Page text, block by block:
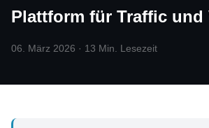
Plattform für Traffic und
06. März 2026 · 13 Min. Lesezeit